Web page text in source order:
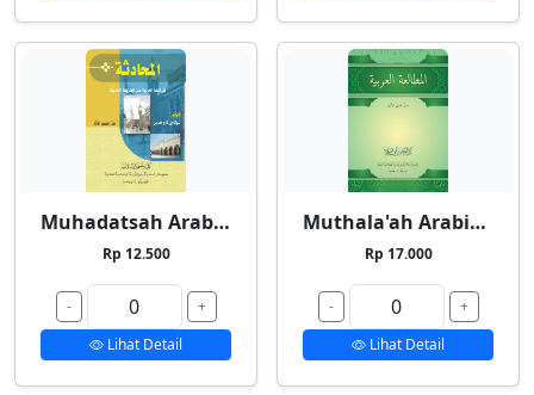
Muhadatsah Arabiyyah
Rp 12.500
-
+
Lihat Detail
Muthala'ah Arabiyyah
Rp 17.000
-
+
Lihat Detail